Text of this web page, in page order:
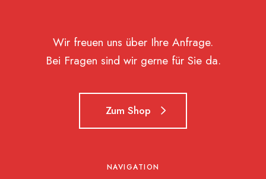
Wir freuen uns über Ihre Anfrage.
Bei Fragen sind wir gerne für Sie da.
Zum Shop
NAVIGATION